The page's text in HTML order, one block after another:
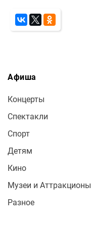
Афиша
Концерты
Спектакли
Спорт
Детям
Кино
Музеи и Аттракционы
Разное